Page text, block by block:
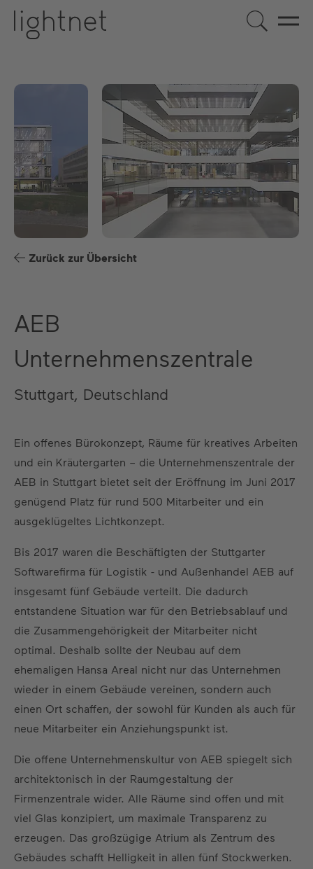
DE EN FR
Zurück zur Übersicht
AEB
Unternehmenszentrale
Stuttgart, Deutschland
Ein offenes Bürokonzept, Räume für kreatives Arbeiten
und ein Kräutergarten – die Unternehmenszentrale der
AEB in Stuttgart bietet seit der Eröffnung im Juni 2017
genügend Platz für rund 500 Mitarbeiter und ein
ausgeklügeltes Lichtkonzept.
Bis 2017 waren die Beschäftigten der Stuttgarter
Softwarefirma für Logistik - und Außenhandel AEB auf
insgesamt fünf Gebäude verteilt. Die dadurch
entstandene Situation war für den Betriebsablauf und
die Zusammengehörigkeit der Mitarbeiter nicht
optimal. Deshalb sollte der Neubau auf dem
ehemaligen Hansa Areal nicht nur das Unternehmen
wieder in einem Gebäude vereinen, sondern auch
einen Ort schaffen, der sowohl für Kunden als auch für
neue Mitarbeiter ein Anziehungspunkt ist.
Die offene Unternehmenskultur von AEB spiegelt sich
architektonisch in der Raumgestaltung der
Firmenzentrale wider. Alle Räume sind offen und mit
viel Glas konzipiert, um maximale Transparenz zu
erzeugen. Das großzügige Atrium als Zentrum des
Gebäudes schafft Helligkeit in allen fünf Stockwerken.